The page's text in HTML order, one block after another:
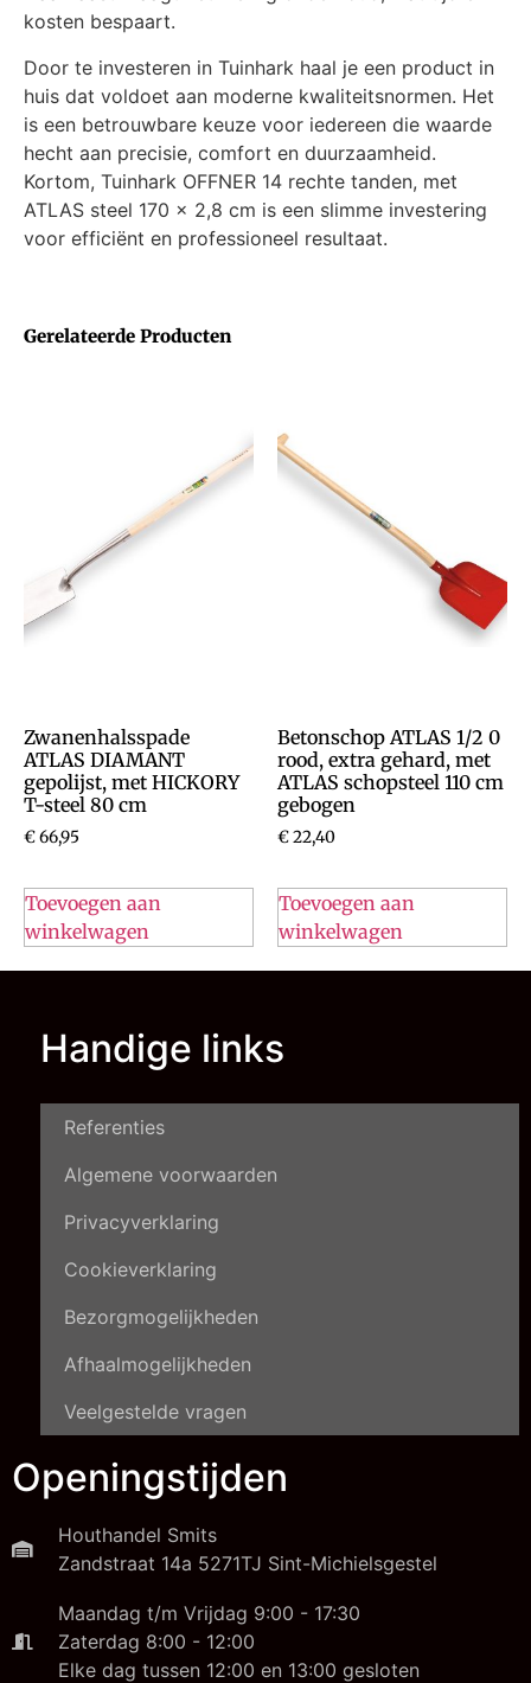
Gerelateerde Producten
Zwanenhalsspade
ATLAS DIAMANT
gepolijst, met HICKORY
T-steel 80 cm
€66,95
Toevoegen aan
winkelwagen
Betonschop ATLAS 1/2 0
rood, extra gehard, met
ATLAS schopsteel 110 cm
gebogen
€22,40
Toevoegen aan
winkelwagen
kosten bespaart.
Door te investeren in Tuinhark haal je een product in
huis dat voldoet aan moderne kwaliteitsnormen. Het
is een betrouwbare keuze voor iedereen die waarde
hecht aan precisie, comfort en duurzaamheid.
Kortom, Tuinhark OFFNER 14 rechte tanden, met
ATLAS steel 170 x 2,8 cm is een slimme investering
voor efficiënt en professioneel resultaat.
Handige links
Referenties
Algemene voorwaarden
Privacyverklaring
Cookieverklaring
Bezorgmogelijkheden
Afhaalmogelijkheden
Veelgestelde vragen
Openingstijden
Houthandel Smits
Zandstraat 14a 5271TJ Sint-Michielsgestel
Maandag t/m Vrijdag 9:00 - 17:30
Zaterdag 8:00 - 12:00
Elke dag tussen 12:00 en 13:00 gesloten